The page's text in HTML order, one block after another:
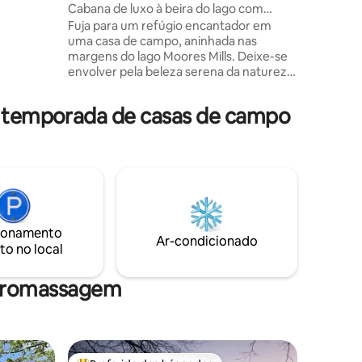
livros,
Cabana de luxo à beira do lago com
banheira de hidromassagem e caiaques –
Acomoda 6 pessoas
Fuja para um refúgio encantador em
uma casa de campo, aninhada nas
margens do lago Moores Mills. Deixe-se
envolver pela beleza serena da natureza
tranquilas. Tudo o que você precisa para
gravador com 45 anos ✅ Fogueira —
lenha grátis Churrasco ✅ ao ar livre ✅
Acomoda 6 pessoas: 2 King, 1 cama
queen size ✅ Smart TV Roku de 51
Triado na varanda
de casas de campo
no local
Ar-condicionado